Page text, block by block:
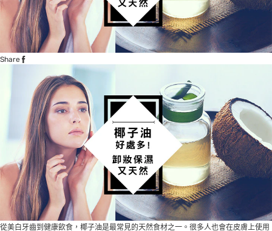
Share
從美白牙齒到健康飲食，椰子油是最常見的天然食材之一。很多人也會在皮膚上使用